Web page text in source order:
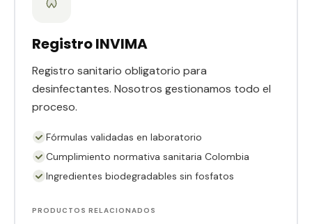
Registro INVIMA
Registro sanitario obligatorio para
desinfectantes. Nosotros gestionamos todo el
proceso.
Fórmulas validadas en laboratorio
Cumplimiento normativa sanitaria Colombia
Ingredientes biodegradables sin fosfatos
PRODUCTOS RELACIONADOS